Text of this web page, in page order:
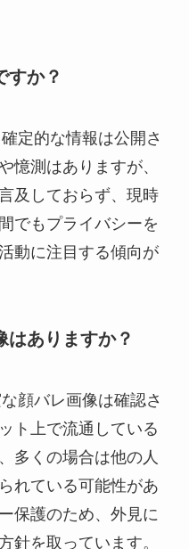
すか？
定的な情報は公開さ
憶測はありますが、
及しておらず、現時
でもプライバシーを
動に注目する傾向が
はありますか？
顔バレ画像は確認さ
ト上で流通している
多くの場合は他の人
れている可能性があ
保護のため、外見に
針を取っています。